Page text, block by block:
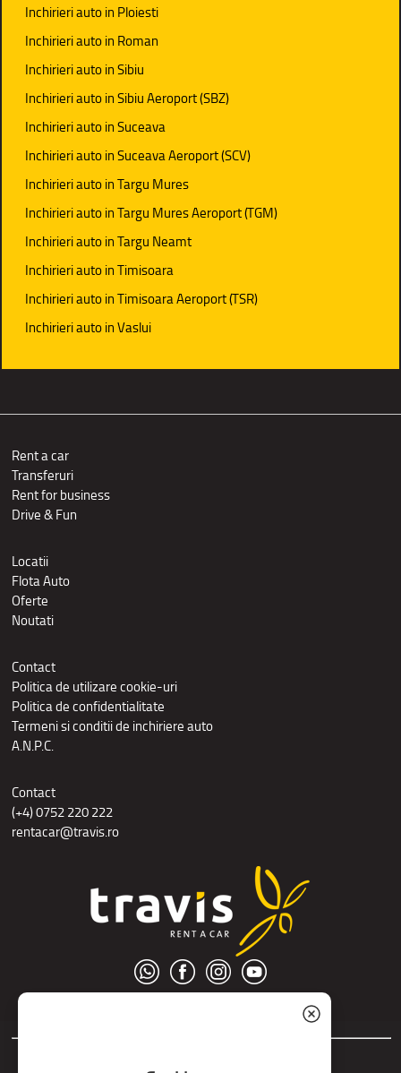
Inchirieri auto in Ploiesti
Inchirieri auto in Roman
Inchirieri auto in Sibiu
Inchirieri auto in Sibiu Aeroport (SBZ)
Inchirieri auto in Suceava
Inchirieri auto in Suceava Aeroport (SCV)
Inchirieri auto in Targu Mures
Inchirieri auto in Targu Mures Aeroport (TGM)
Inchirieri auto in Targu Neamt
Inchirieri auto in Timisoara
Inchirieri auto in Timisoara Aeroport (TSR)
Inchirieri auto in Vaslui
Rent a car
Transferuri
Rent for business
Drive & Fun
Locatii
Flota Auto
Oferte
Noutati
Contact
Politica de utilizare cookie-uri
Politica de confidentialitate
Termeni si conditii de inchiriere auto
A.N.P.C.
Contact
(+4) 0752 220 222
rentacar@travis.ro